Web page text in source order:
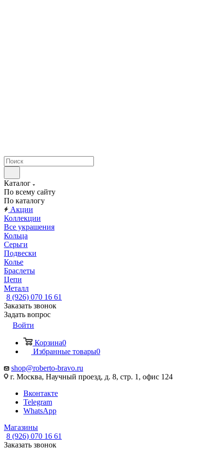
Каталог
По всему сайту
По каталогу
Акции
Коллекции
Все украшения
Кольца
Серьги
Подвески
Колье
Браслеты
Цепи
Металл
8 (926) 070 16 61
Заказать звонок
Задать вопрос
Войти
Корзина0
Избранные товары0
shop@roberto-bravo.ru
г. Москва, Научный проезд, д. 8, стр. 1, офис 124
Вконтакте
Telegram
WhatsApp
Магазины
8 (926) 070 16 61
Заказать звонок